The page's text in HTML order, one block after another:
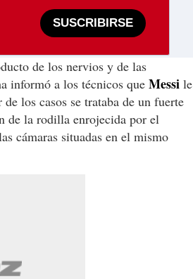
SUSCRIBIRSE
de los nervios y de las
informó a los técnicos que Messi le
los casos se trataba de un fuerte
de la rodilla enrojecida por el
cámaras situadas en el mismo